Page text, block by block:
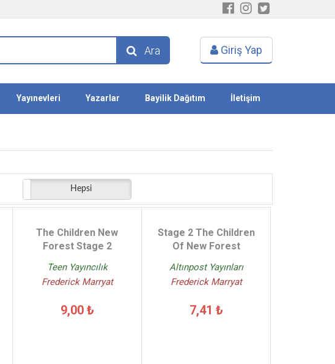
Ara Giriş Yap
Yayınevleri Yazarlar Bayilik Dağıtım İletişim
Hepsi
The Children New
Forest Stage 2
Teen Yayıncılık
Frederick Marryat
9,00 ₺
Stage 2 The Children
Of New Forest
Altınpost Yayınları
Frederick Marryat
7,41 ₺